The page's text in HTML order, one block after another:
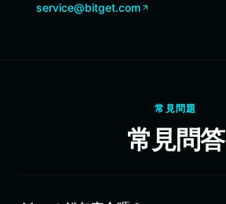
service@bitget.com
常見問題
常見問答